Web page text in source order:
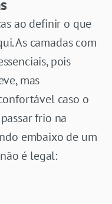
ao definir o que
As camadas com
pois
mas
caso o
frio na
embaixo de um
é legal: